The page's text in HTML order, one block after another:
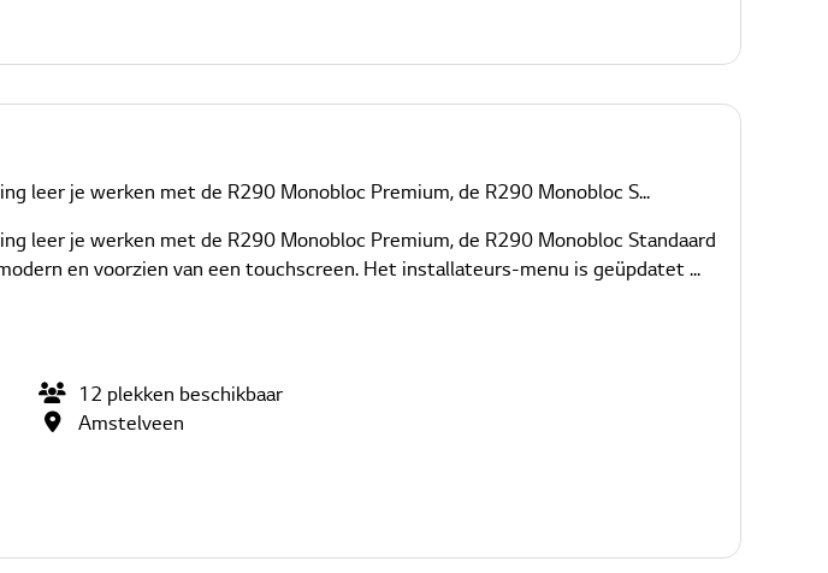
leer je werken met de R290 Monobloc Premium, de R290 Monobloc S...
leer je werken met de R290 Monobloc Premium, de R290 Monobloc Standaard
en voorzien van een touchscreen. Het installateurs-menu is geüpdatet ...
12 plekken beschikbaar
Amstelveen